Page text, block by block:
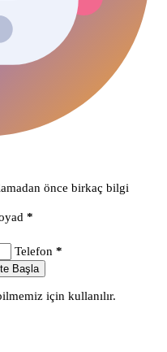
önce birkaç bilgi
*
Telefon *
Başla
için kullanılır.